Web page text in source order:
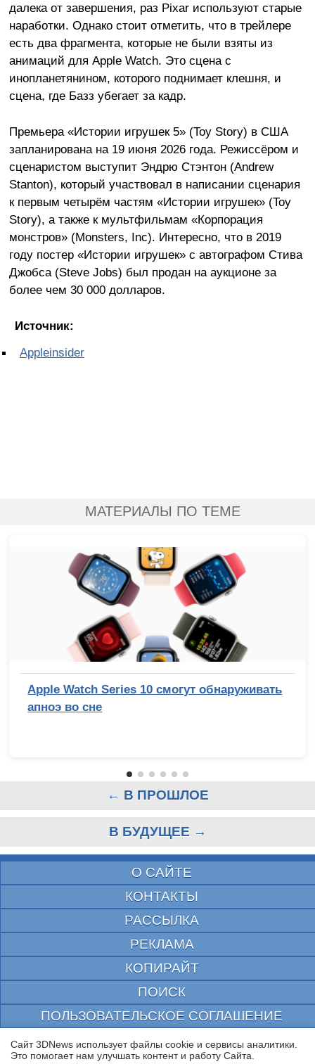
далека от завершения, раз Pixar используют старые
наработки. Однако стоит отметить, что в трейлере
есть два фрагмента, которые не были взяты из
анимаций для Apple Watch. Это сцена с
инопланетянином, которого поднимает клешня, и
сцена, где Базз убегает за кадр.
Премьера «Истории игрушек 5» (Toy Story) в США
запланирована на 19 июня 2026 года. Режиссёром и
сценаристом выступит Эндрю Стэнтон (Andrew
Stanton), который участвовал в написании сценария
к первым четырём частям «Истории игрушек» (Toy
Story), а также к мультфильмам «Корпорация
монстров» (Monsters, Inc). Интересно, что в 2019
году постер «Истории игрушек» с автографом Стива
Джобса (Steve Jobs) был продан на аукционе за
более чем 30 000 долларов.
Источник:
Appleinsider
МАТЕРИАЛЫ ПО ТЕМЕ
Apple Watch Series 10 смогут обнаруживать
апноэ во сне
← В ПРОШЛОЕ
В БУДУЩЕЕ →
О САЙТЕ
КОНТАКТЫ
РАССЫЛКА
РЕКЛАМА
КОПИРАЙТ
ПОИСК
ПОЛЬЗОВАТЕЛЬСКОЕ СОГЛАШЕНИЕ
ЗАЩИЩЕНО CURATOR
Сайт 3DNews использует файлы cookie и сервисы аналитики.
Это помогает нам улучшать контент и работу Cайта.